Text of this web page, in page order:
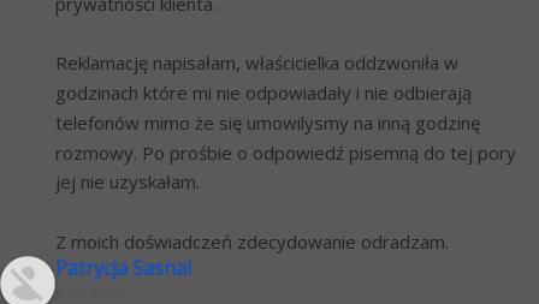
Reklamację napisałam, właścicielka oddzwoniła w
godzinach które mi nie odpowiadały i nie odbierają
telefonów mimo że się umowilysmy na inną godzinę
rozmowy. Po prośbie o odpowiedź pisemną do tej pory
jej nie uzyskałam.
Z moich doświadczeń zdecydowanie odradzam.
Patrycja Sasnal